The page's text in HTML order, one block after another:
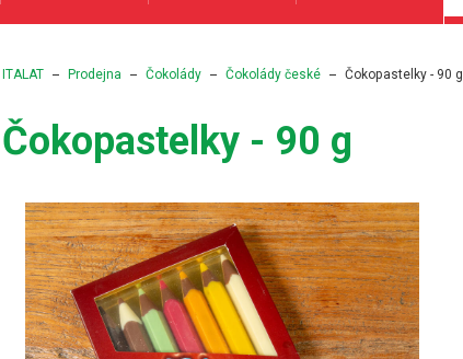
ITALAT Prodejna Čokolády Čokolády české Čokopastelky - 90 g
Čokopastelky - 90 g